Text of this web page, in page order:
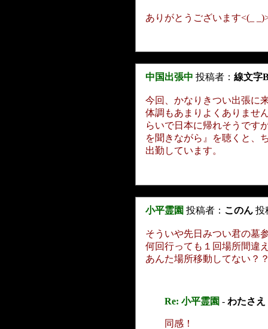
ありがとうございます<(_
中国出張中 投稿者： 線文字
今回、かなりきつい出張に
体調もあまりよくありませ
らいで日本に帰れそうです
を聞きながら』を聴くと、
出勤しています。
小平霊園 投稿者： このん投
そういや先日みつい君の墓
何回行っても１回場所間違
あんた場所移動してない？
Re: 小平霊園 - わたさえ
同感！